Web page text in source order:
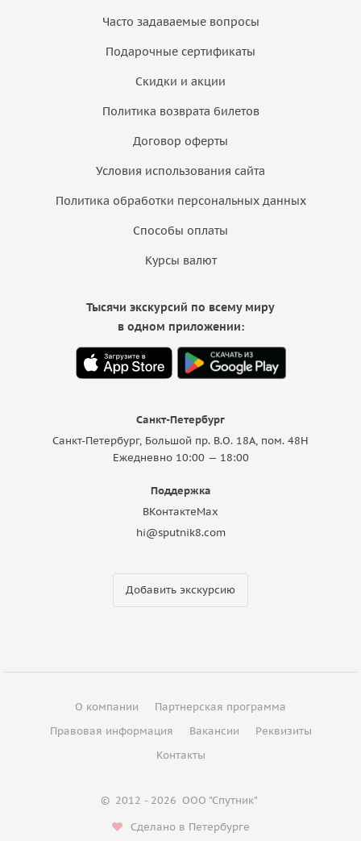
Часто задаваемые вопросы
Подарочные сертификаты
Скидки и акции
Политика возврата билетов
Договор оферты
Условия использования сайта
Политика обработки персональных данных
Способы оплаты
Курсы валют
Санкт-Петербург
Санкт-Петербург, Большой пр. В.О. 18A, пом. 48Н
Ежедневно 10:00 — 18:00
Поддержка
ВКонтактеMax
hi@sputnik8.com
Добавить экскурсию
Тысячи экскурсий по всему миру
в одном приложении:
О компании
Партнерская программа
Правовая информация
Вакансии
Реквизиты
Контакты
© 2012 - 2026 ООО "Спутник"
Сделано в Петербурге